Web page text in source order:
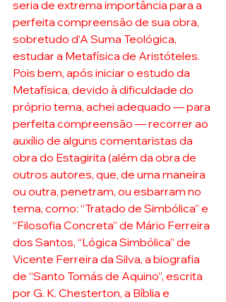
seria de extrema importância para a
perfeita compreensão de sua obra,
sobretudo d’A Suma Teológica,
estudar a Metafísica de Aristóteles.
Pois bem, após iniciar o estudo da
Metafísica, devido à dificuldade do
próprio tema, achei adequado — para
perfeita compreensão — recorrer ao
auxílio de alguns comentaristas da
obra do Estagirita (além da obra de
outros autores, que, de uma maneira
ou outra, penetram, ou esbarram no
tema, como: “Tratado de Simbólica” e
“Filosofia Concreta” de Mário Ferreira
dos Santos, “Lógica Simbólica” de
Vicente Ferreira da Silva, a biografia
de “Santo Tomás de Aquino”, escrita
por G. K. Chesterton, a Bíblia e